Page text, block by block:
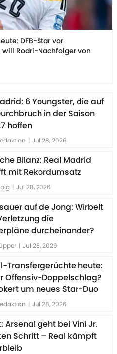
DFB-Star vor
Rodri-Nachfolger von
6 Youngster, die auf
in der Saison
hoffen
| Jul 28, 2026
Bilanz: Real Madrid
mit Rekordumsatz
| Jul 28, 2026
auf de Jong: Wirbelt
die
durcheinander?
| Jul 28, 2026
Transfergerüchte heute:
Offensiv-Doppelschlag?
um neues Star-Duo
| Jul 28, 2026
Arsenal geht bei Vini Jr.
Schritt – Real kämpft